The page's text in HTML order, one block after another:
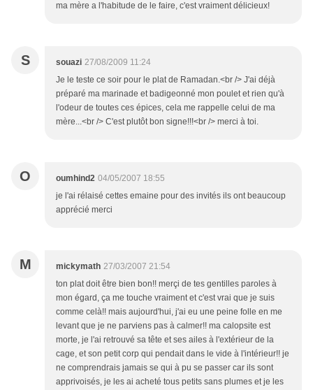
ma mère a l'habitude de le faire, c'est vraiment délicieux!
S souazi 27/08/2009 11:24
Je le teste ce soir pour le plat de Ramadan.<br /> J'ai déjà
préparé ma marinade et badigeonné mon poulet et rien qu'à
l'odeur de toutes ces épices, cela me rappelle celui de ma
mère...<br /> C'est plutôt bon signe!!!<br /> merci à toi.
O oumhind2 04/05/2007 18:55
je l'ai rélaisé cettes emaine pour des invités ils ont beaucoup
apprécié merci
M mickymath 27/03/2007 21:54
ton plat doit être bien bon!! merçi de tes gentilles paroles à
mon égard, ça me touche vraiment et c'est vrai que je suis
comme celà!! mais aujourd'hui, j'ai eu une peine folle en me
levant que je ne parviens pas à calmer!! ma calopsite est
morte, je l'ai retrouvé sa tête et ses ailes à l'extérieur de la
cage, et son petit corp qui pendait dans le vide à l'intérieur!! je
ne comprendrais jamais se qui à pu se passer car ils sont
apprivoisés, je les ai acheté tous petits sans plumes et je les